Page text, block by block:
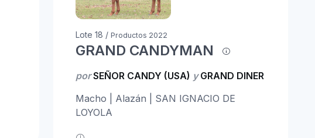
Lote 18 / Productos 2022
GRAND CANDYMAN
porSEÑOR CANDY (USA) yGRAND DINER
Macho | Alazán | SAN IGNACIO DE
LOYOLA